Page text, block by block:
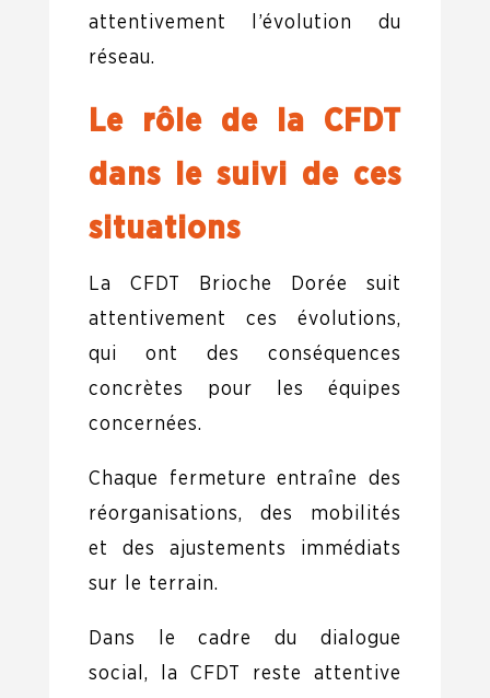
attentivement l’évolution du
réseau.
Le rôle de la CFDT
dans le suivi de ces
situations
La CFDT Brioche Dorée suit
attentivement ces évolutions,
qui ont des conséquences
concrètes pour les équipes
concernées.
Chaque fermeture entraîne des
réorganisations, des mobilités
et des ajustements immédiats
sur le terrain.
Dans le cadre du dialogue
social, la CFDT reste attentive